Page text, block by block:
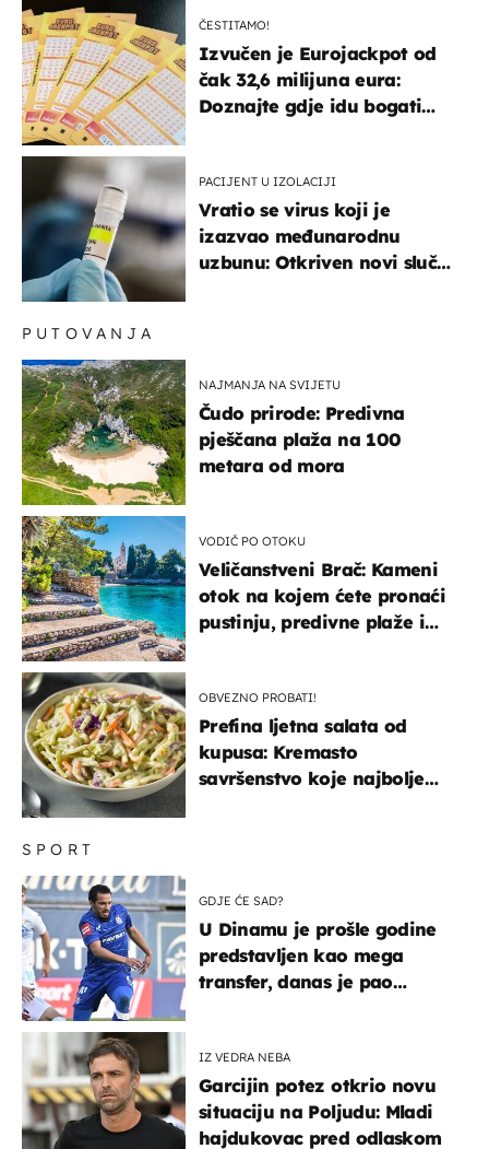
ČESTITAMO!
Izvučen je Eurojackpot od
čak 32,6 milijuna eura:
Doznajte gdje idu bogati
PACIJENT U IZOLACIJI
Vratio se virus koji je
izazvao međunarodnu
uzbunu: Otkriven novi slučaj
SPORT
GDJE ĆE SAD?
U Dinamu je prošle godine
predstavljen kao mega
transfer, danas je pao
IZ VEDRA NEBA
Garcijin potez otkrio novu
situaciju na Poljudu: Mladi
hajdukovac pred odlaskom
PUTOVANJA
NAJMANJA NA SVIJETU
Čudo prirode: Predivna
pješčana plaža na 100
metara od mora
VODIČ PO OTOKU
Veličanstveni Brač: Kameni
otok na kojem ćete pronaći
pustinju, predivne plaže i
OBVEZNO PROBATI!
Prefina ljetna salata od
kupusa: Kremasto
savršenstvo koje najbolje